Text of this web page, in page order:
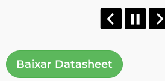
Baixar Datasheet